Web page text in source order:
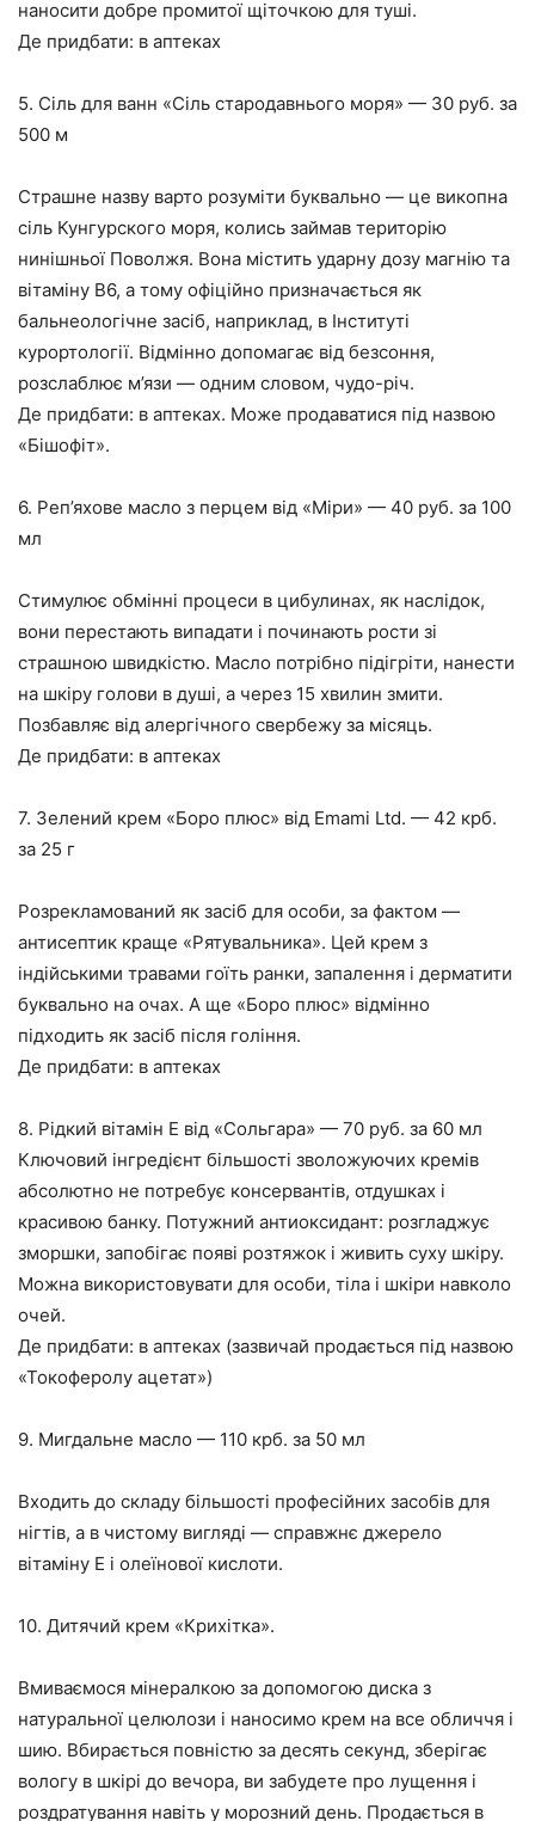
наносити добре промитої щіточкою для туші.
Де придбати: в аптеках
5. Сіль для ванн «Сіль стародавнього моря» — 30 руб. за
500 м
Страшне назву варто розуміти буквально — це викопна
сіль Кунгурского моря, колись займав територію
нинішньої Поволжя. Вона містить ударну дозу магнію та
вітаміну B6, а тому офіційно призначається як
бальнеологічне засіб, наприклад, в Інституті
курортології. Відмінно допомагає від безсоння,
розслаблює м’язи — одним словом, чудо-річ.
Де придбати: в аптеках. Може продаватися під назвою
«Бішофіт».
6. Реп’яхове масло з перцем від «Міри» — 40 руб. за 100
мл
Стимулює обмінні процеси в цибулинах, як наслідок,
вони перестають випадати і починають рости зі
страшною швидкістю. Масло потрібно підігріти, нанести
на шкіру голови в душі, а через 15 хвилин змити.
Позбавляє від алергічного свербежу за місяць.
Де придбати: в аптеках
7. Зелений крем «Боро плюс» від Emami Ltd. — 42 крб.
за 25 г
Розрекламований як засіб для особи, за фактом —
антисептик краще «Рятувальника». Цей крем з
індійськими травами гоїть ранки, запалення і дерматити
буквально на очах. А ще «Боро плюс» відмінно
підходить як засіб після гоління.
Де придбати: в аптеках
8. Рідкий вітамін Е від «Сольгара» — 70 руб. за 60 мл
Ключовий інгредієнт більшості зволожуючих кремів
абсолютно не потребує консервантів, отдушках і
красивою банку. Потужний антиоксидант: розгладжує
зморшки, запобігає появі розтяжок і живить суху шкіру.
Можна використовувати для особи, тіла і шкіри навколо
очей.
Де придбати: в аптеках (зазвичай продається під назвою
«Токоферолу ацетат»)
9. Мигдальне масло — 110 крб. за 50 мл
Входить до складу більшості професійних засобів для
нігтів, а в чистому вигляді — справжнє джерело
вітаміну Е і олеїнової кислоти.
10. Дитячий крем «Крихітка».
Вмиваємося мінералкою за допомогою диска з
натуральної целюлози і наносимо крем на все обличчя і
шию. Вбирається повністю за десять секунд, зберігає
вологу в шкірі до вечора, ви забудете про лущення і
роздратування навіть у морозний день. Продається в